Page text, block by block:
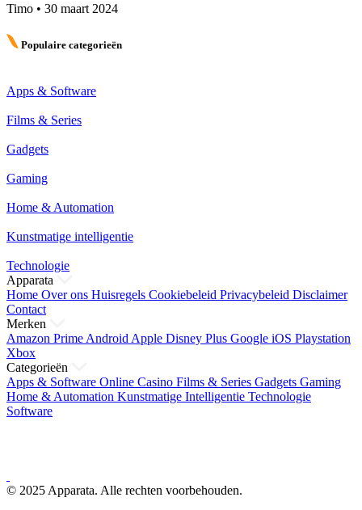
Timo • 30 maart 2024
Populaire categorieën
Apps & Software
Films & Series
Gadgets
Gaming
Home & Automation
Kunstmatige intelligentie
Technologie
Apparata
Home Over ons Huisregels Cookiebeleid Privacybeleid Disclaimer
Contact
Merken
Amazon Prime Android Apple Disney Plus Google iOS Playstation
Xbox
Categorieën
Apps & Software Online Casino Films & Series Gadgets Gaming
Home & Automation Kunstmatige Intelligentie Technologie
Software
© 2025 Apparata. Alle rechten voorbehouden.